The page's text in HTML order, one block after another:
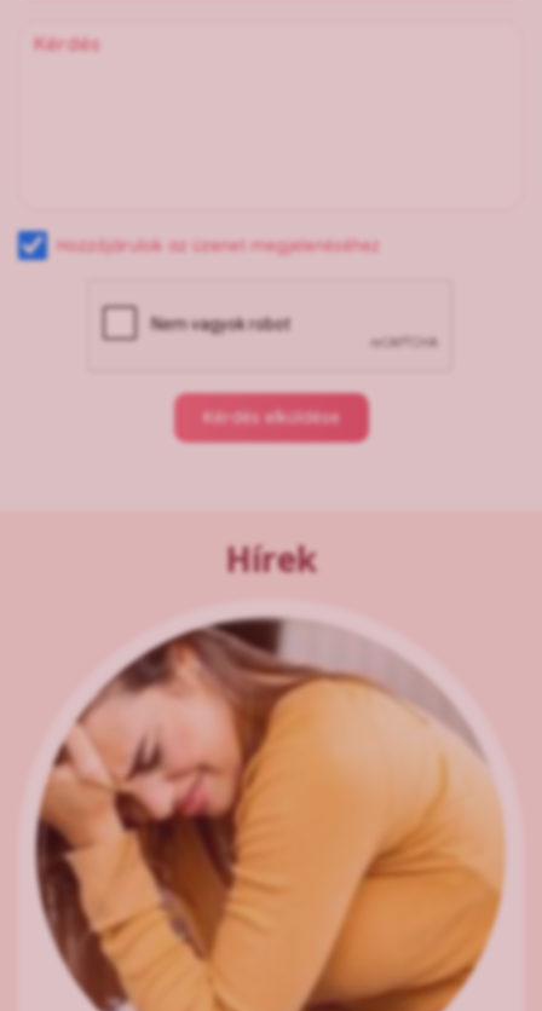
Hozzájárulok az üzenet megjelenéséhez
Kérdés elküldése
Hírek